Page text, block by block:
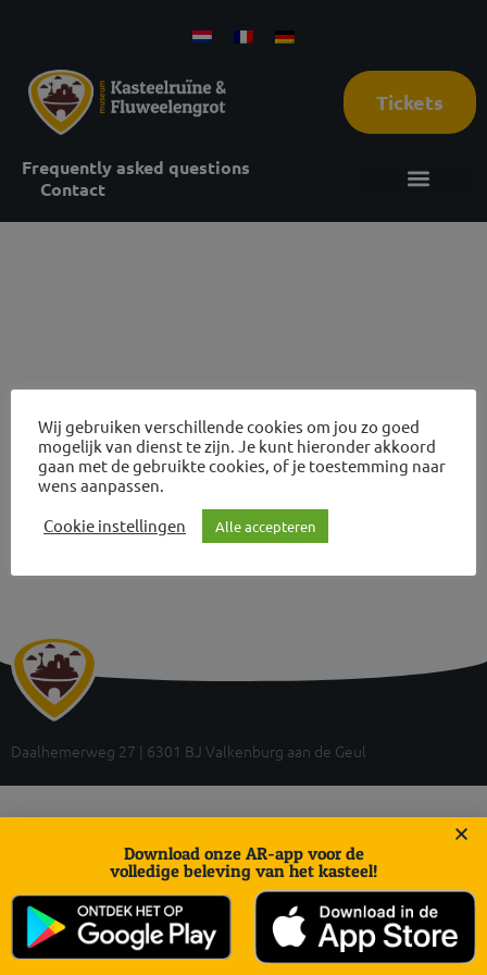
Tickets
Frequently asked questions
Contact
2026
Reviews Castle ruins and cave tours
Daalhemerweg 27 | 6301 BJ Valkenburg aan de Geul
Wij gebruiken verschillende cookies om jou zo goed
mogelijk van dienst te zijn. Je kunt hieronder akkoord
gaan met de gebruikte cookies, of je toestemming naar
wens aanpassen.
Cookie instellingen
Alle accepteren
Download onze AR-app voor de
volledige beleving van het kasteel!